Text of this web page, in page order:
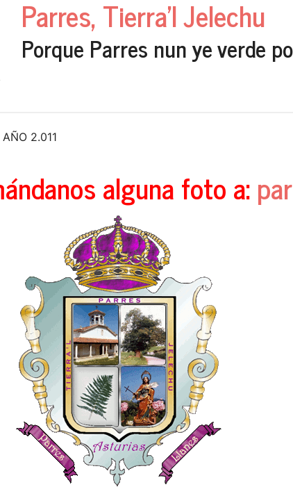
Parres, Tierra'l Jelechu
Porque Parres nun ye verde
2.011
alguna foto a: